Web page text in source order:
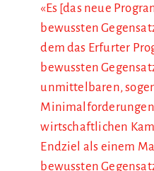
«Es [das neue
bewussten
dem das Erfurter
bewussten
unmittelbaren,
wirtschaftlichen
Endziel als einem
bewussten